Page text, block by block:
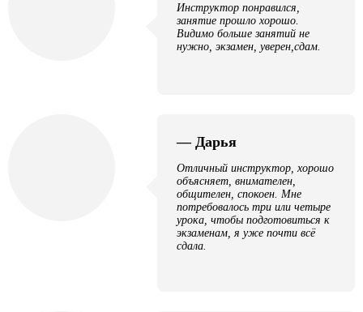
Инструктор понравился,
занятие прошло хорошо.
Видимо больше занятий не
нужно, экзамен, уверен,сдам.
— Дарья
Отличный инструктор, хорошо
объясняет, внимателен,
общителен, спокоен. Мне
потребовалось три или четыре
урока, чтобы подготовиться к
экзаменам, я уже почти всё
сдала.